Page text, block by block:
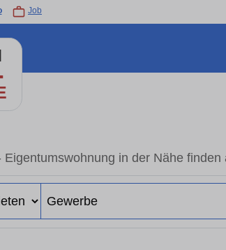
Job
in der Nähe finden